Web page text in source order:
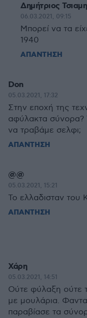
Δημήτριος
06.03.2021, 09:15
Μπορεί να τα
1940
ΑΠΑΝΤΗΣΗ
Don
05.03.2021, 17:32
Στην εποχή της
αφύλακτα σύνορα?
να τραβάμε σελφι;
ΑΠΑΝΤΗΣΗ
@@
05.03.2021, 15:21
Το ελλαδισταν του
ΑΠΑΝΤΗΣΗ
Χάρη
05.03.2021, 14:51
Ούτε φύλαξη ούτε
με μουλάρια.
παραβίασε τα